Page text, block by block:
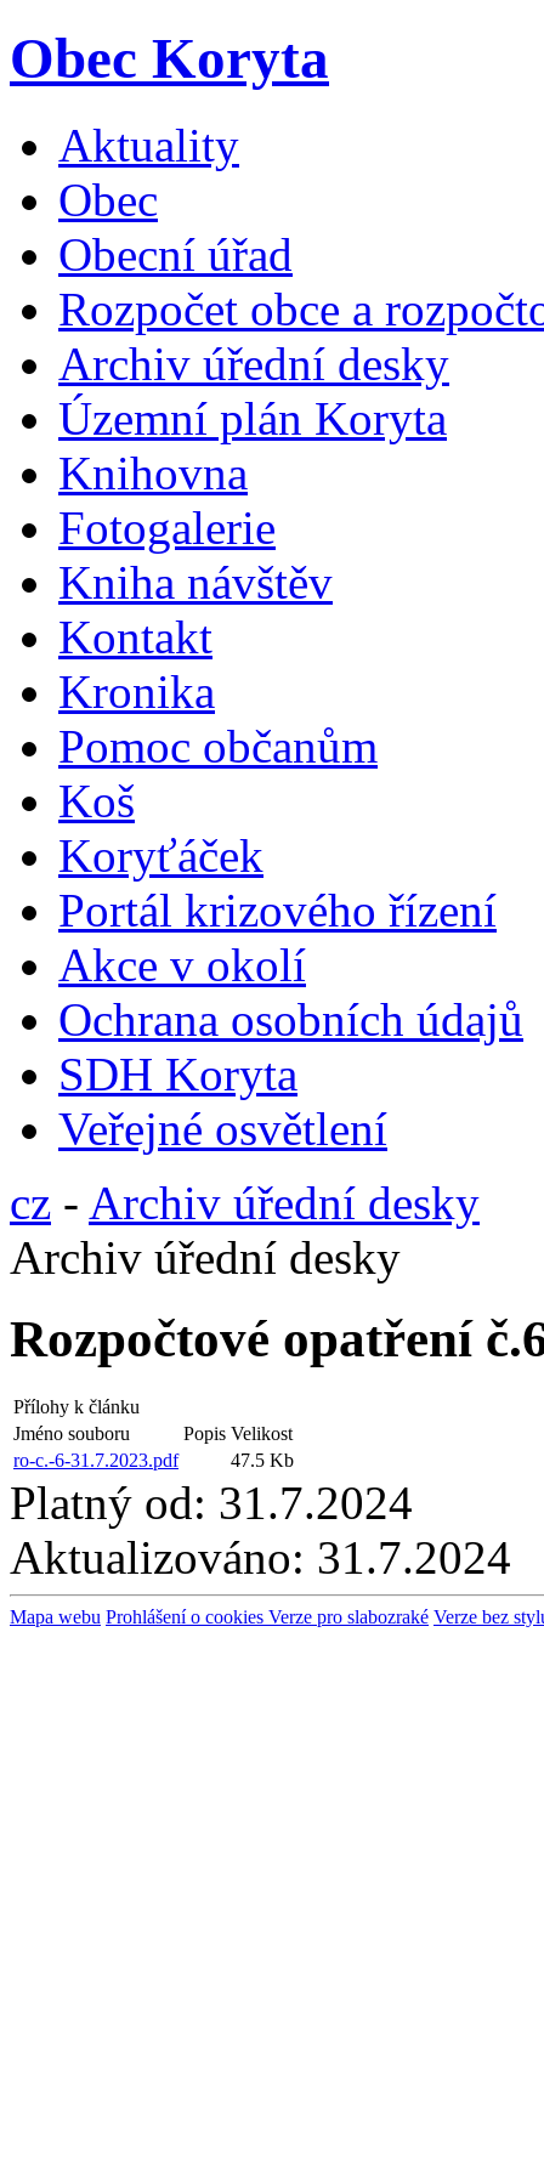
Obec Koryta
Aktuality
Obec
Obecní úřad
Rozpočet obce a
Archiv úřední desky
Územní plán Koryta
Knihovna
Fotogalerie
Kniha návštěv
Kontakt
Kronika
Pomoc občanům
Koš
Koryťáček
Portál krizového řízení
Akce v okolí
Ochrana osobních údajů
SDH Koryta
Veřejné osvětlení
cz - Archiv úřední desky
Archiv úřední desky
Rozpočtové opatření
Přílohy k článku
Jméno souboru
Popis Velikost
ro-c.-6-31.7.2023.pdf
47.5 Kb
Platný od: 31.7.2024
Aktualizováno: 31.7.2024
Mapa webu Prohlášení o cookies Verze pro slabozraké Verze bez